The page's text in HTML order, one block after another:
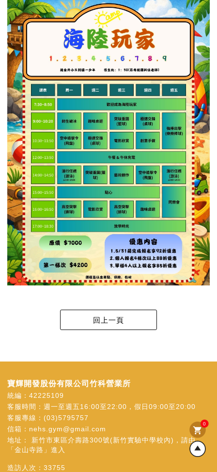
shopping_cart
0
寶輝開發股份有限公司竹科營業所
統編：42225109
客服時間：週一至週五16:00至22:00，假日09:00至20:00
客服專線： (03)5795757
信箱： nehs.gym@gmail.com
地址： 新竹市東區介壽路300號(新竹實驗中學校內)，請由
「金山寺路」進入
造訪人次： 33755